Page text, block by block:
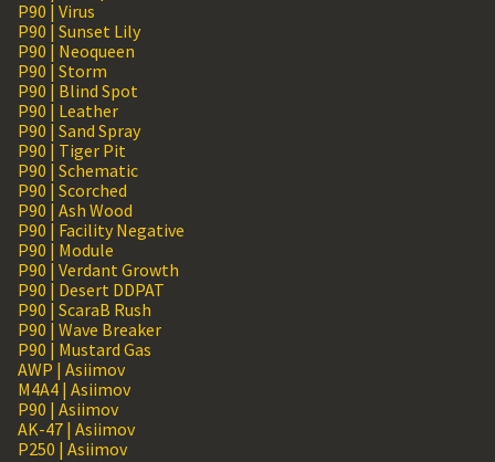
P90 | Virus
P90 | Sunset Lily
P90 | Neoqueen
P90 | Storm
P90 | Blind Spot
P90 | Leather
P90 | Sand Spray
P90 | Tiger Pit
P90 | Schematic
P90 | Scorched
P90 | Ash Wood
P90 | Facility Negative
P90 | Module
P90 | Verdant Growth
P90 | Desert DDPAT
P90 | ScaraB Rush
P90 | Wave Breaker
P90 | Mustard Gas
AWP | Asiimov
M4A4 | Asiimov
P90 | Asiimov
AK-47 | Asiimov
P250 | Asiimov